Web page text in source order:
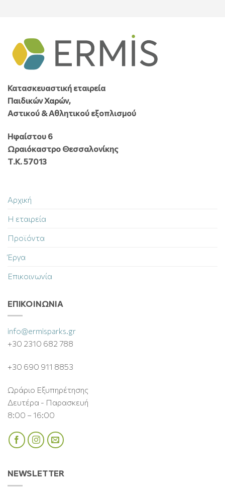
Κατασκευαστική εταιρεία
Παιδικών Χαρών,
Αστικού & Αθλητικού εξοπλισμού
Ηφαίστου 6
Ωραιόκαστρο Θεσσαλονίκης
Τ.Κ. 57013
Αρχική
Η εταιρεία
Προϊόντα
Έργα
Επικοινωνία
ΕΠΙΚΟΙΝΩΝΊΑ
info@ermisparks.gr
+30 2310 682 788
+30 690 911 8853
Ωράριο Εξυπηρέτησης
Δευτέρα - Παρασκευή
8:00 – 16:00
NEWSLETTER